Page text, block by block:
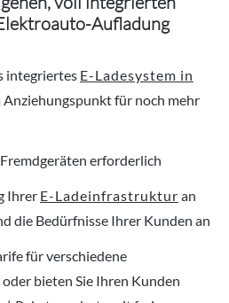
Aufladung
integriertes E-Ladesystem in
Anziehungspunkt für noch mehr
erforderlich
Ihrer E-Ladeinfrastruktur an
die Bedürfnisse Ihrer Kunden an
für verschiedene
bieten Sie Ihren Kunden